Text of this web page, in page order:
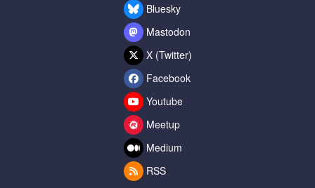
Bluesky
Mastodon
X (Twitter)
Facebook
Youtube
Meetup
Medium
RSS